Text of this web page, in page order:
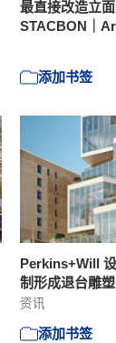
最直接改造立
STACBON｜
添加书签
Perkins+Will
制形成退台雕塑
资讯
添加书签